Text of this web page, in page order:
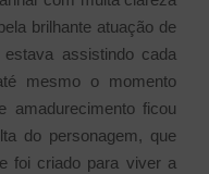
brilhante atuação de
assistindo cada
mesmo o momento
amadurecimento ficou
do personagem, que
foi criado para viver a